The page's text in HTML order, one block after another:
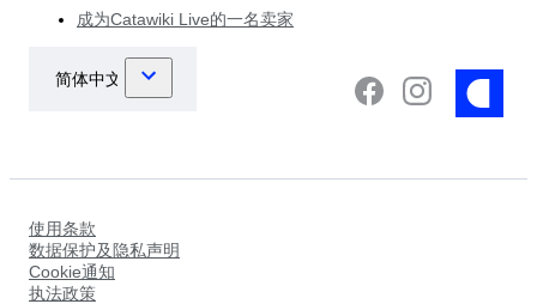
成为Catawiki Live的一名卖家
使用条款
数据保护及隐私声明
Cookie通知
执法政策